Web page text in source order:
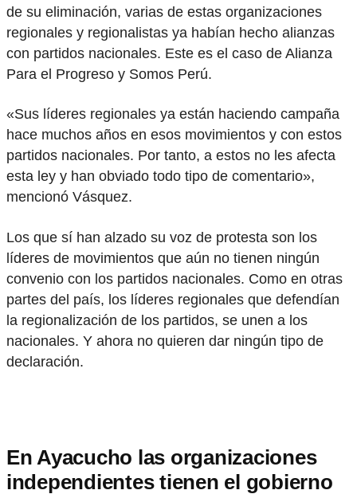
de su eliminación, varias de estas organizaciones
regionales y regionalistas ya habían hecho alianzas
con partidos nacionales. Este es el caso de Alianza
Para el Progreso y Somos Perú.
«Sus líderes regionales ya están haciendo campaña
hace muchos años en esos movimientos y con estos
partidos nacionales. Por tanto, a estos no les afecta
esta ley y han obviado todo tipo de comentario»,
mencionó Vásquez.
Los que sí han alzado su voz de protesta son los
líderes de movimientos que aún no tienen ningún
convenio con los partidos nacionales. Como en otras
partes del país, los líderes regionales que defendían
la regionalización de los partidos, se unen a los
nacionales. Y ahora no quieren dar ningún tipo de
declaración.
En Ayacucho las organizaciones
independientes tienen el gobierno